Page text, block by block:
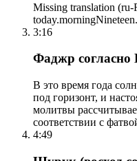
Missing translation
3:16
Фаджр
В это время года
под горизонт, и
молитвы
соответствии с
4:49